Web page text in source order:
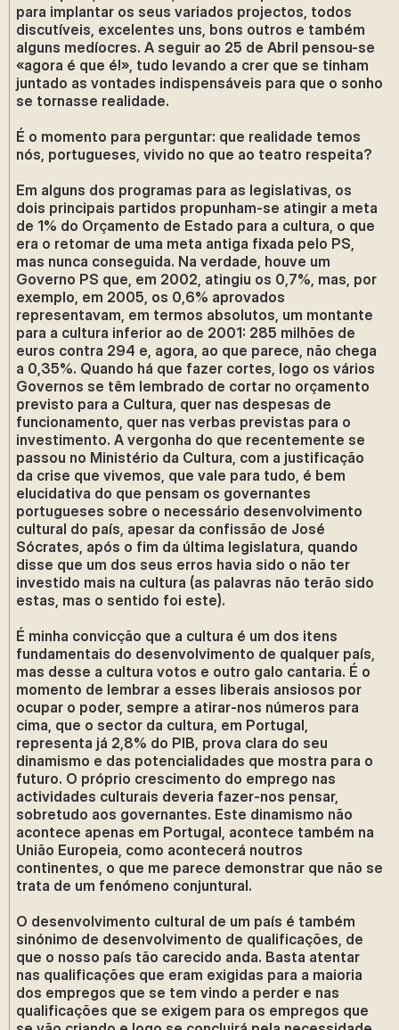
para implantar os seus variados projectos, todos
discutíveis, excelentes uns, bons outros e também
alguns medíocres. A seguir ao 25 de Abril pensou-se
«agora é que é!», tudo levando a crer que se tinham
juntado as vontades indispensáveis para que o sonho
se tornasse realidade.
É o momento para perguntar: que realidade temos
nós, portugueses, vivido no que ao teatro respeita?
Em alguns dos programas para as legislativas, os
dois principais partidos propunham-se atingir a meta
de 1% do Orçamento de Estado para a cultura, o que
era o retomar de uma meta antiga fixada pelo PS,
mas nunca conseguida. Na verdade, houve um
Governo PS que, em 2002, atingiu os 0,7%, mas, por
exemplo, em 2005, os 0,6% aprovados
representavam, em termos absolutos, um montante
para a cultura inferior ao de 2001: 285 milhões de
euros contra 294 e, agora, ao que parece, não chega
a 0,35%. Quando há que fazer cortes, logo os vários
Governos se têm lembrado de cortar no orçamento
previsto para a Cultura, quer nas despesas de
funcionamento, quer nas verbas previstas para o
investimento. A vergonha do que recentemente se
passou no Ministério da Cultura, com a justificação
da crise que vivemos, que vale para tudo, é bem
elucidativa do que pensam os governantes
portugueses sobre o necessário desenvolvimento
cultural do país, apesar da confissão de José
Sócrates, após o fim da última legislatura, quando
disse que um dos seus erros havia sido o não ter
investido mais na cultura (as palavras não terão sido
estas, mas o sentido foi este).
É minha convicção que a cultura é um dos itens
fundamentais do desenvolvimento de qualquer país,
mas desse a cultura votos e outro galo cantaria. É o
momento de lembrar a esses liberais ansiosos por
ocupar o poder, sempre a atirar-nos números para
cima, que o sector da cultura, em Portugal,
representa já 2,8% do PIB, prova clara do seu
dinamismo e das potencialidades que mostra para o
futuro. O próprio crescimento do emprego nas
actividades culturais deveria fazer-nos pensar,
sobretudo aos governantes. Este dinamismo não
acontece apenas em Portugal, acontece também na
União Europeia, como acontecerá noutros
continentes, o que me parece demonstrar que não se
trata de um fenómeno conjuntural.
O desenvolvimento cultural de um país é também
sinónimo de desenvolvimento de qualificações, de
que o nosso país tão carecido anda. Basta atentar
nas qualificações que eram exigidas para a maioria
dos empregos que se tem vindo a perder e nas
qualificações que se exigem para os empregos que